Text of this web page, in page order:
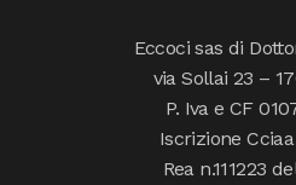
Eccoci sas di
via Sollai 23 –
P. Iva e CF
Iscrizione
Rea n.111223